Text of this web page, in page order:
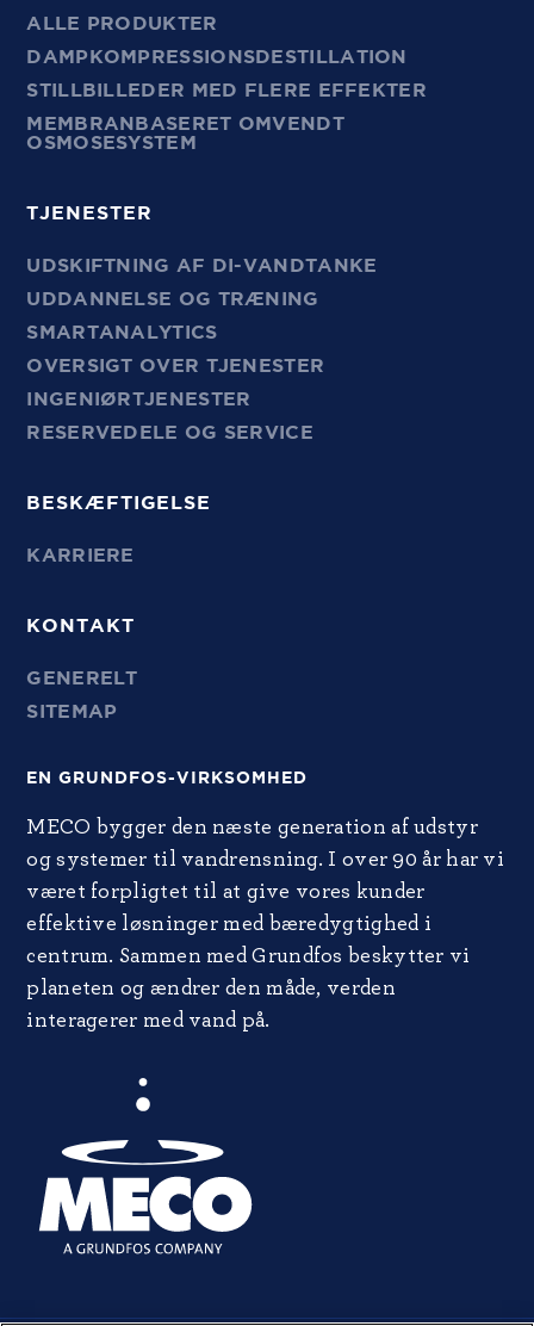
ALLE PRODUKTER
DAMPKOMPRESSIONSDESTILLATION
STILLBILLEDER MED FLERE EFFEKTER
MEMBRANBASERET OMVENDT
OSMOSESYSTEM
TJENESTER
UDSKIFTNING AF DI-VANDTANKE
UDDANNELSE OG TRÆNING
SMARTANALYTICS
OVERSIGT OVER TJENESTER
INGENIØRTJENESTER
RESERVEDELE OG SERVICE
BESKÆFTIGELSE
KARRIERE
KONTAKT
GENERELT
SITEMAP
EN GRUNDFOS-VIRKSOMHED
MECO bygger den næste generation af udstyr
og systemer til vandrensning. I over 90 år har vi
været forpligtet til at give vores kunder
effektive løsninger med bæredygtighed i
centrum. Sammen med Grundfos beskytter vi
planeten og ændrer den måde, verden
interagerer med vand på.